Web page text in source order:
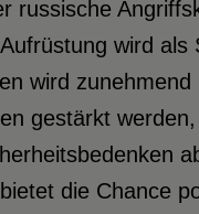
russische
wird als
wird
gestärkt
die Chance